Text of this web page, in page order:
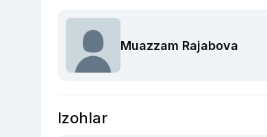
Muazzam Rajabova
Izohlar